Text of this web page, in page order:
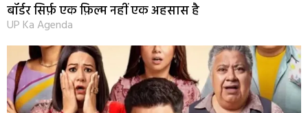
बॉर्डर सिर्फ़ एक फ़िल्म नहीं एक अहसास है
UP Ka Agenda